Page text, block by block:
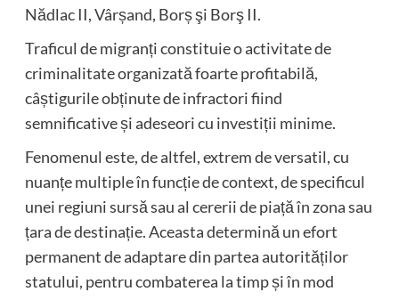
Nădlac II, Vârșand, Borș şi Borş II.
Traficul de migranți constituie o activitate de
criminalitate organizată foarte profitabilă,
câștigurile obținute de infractori fiind
semnificative și adeseori cu investiții minime.
Fenomenul este, de altfel, extrem de versatil, cu
nuanțe multiple în funcție de context, de specificul
unei regiuni sursă sau al cererii de piață în zona sau
țara de destinație. Aceasta determină un efort
permanent de adaptare din partea autorităților
statului, pentru combaterea la timp și în mod